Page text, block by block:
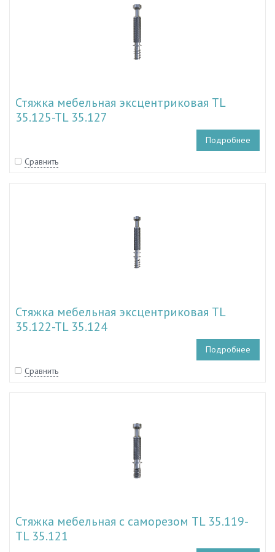
Стяжка мебельная эксцентриковая TL
35.125-TL 35.127
Подробнее
Сравнить
Стяжка мебельная эксцентриковая TL
35.122-TL 35.124
Подробнее
Сравнить
Стяжка мебельная с саморезом TL 35.119-
TL 35.121